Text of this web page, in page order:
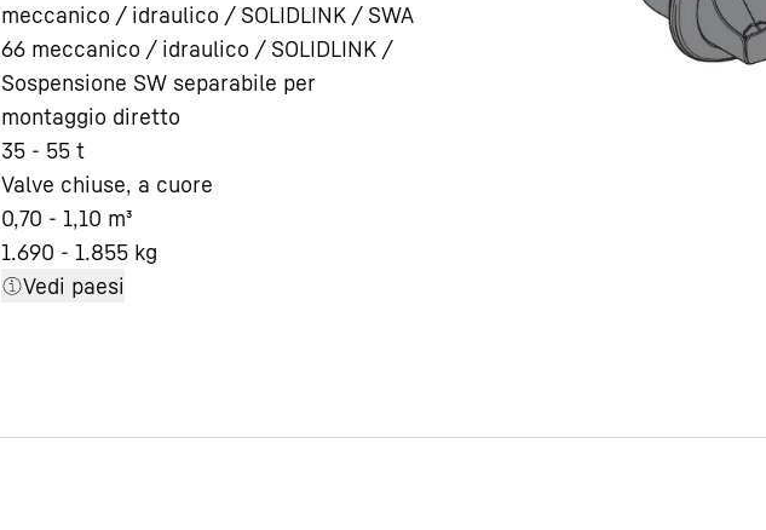
Carriera in Liebherr
meccanico / idraulico / SOLIDLINK / SWA
66 meccanico / idraulico / SOLIDLINK /
Sospensione SW separabile per
montaggio diretto
35 - 55 t
Valve chiuse, a cuore
0,70 - 1,10 m³
1.690 - 1.855 kg
Vedi paesi